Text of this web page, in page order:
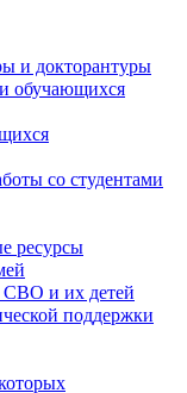
и докторантуры
обучающихся
со студентами
ресурсы
СВО и их детей
поддержки